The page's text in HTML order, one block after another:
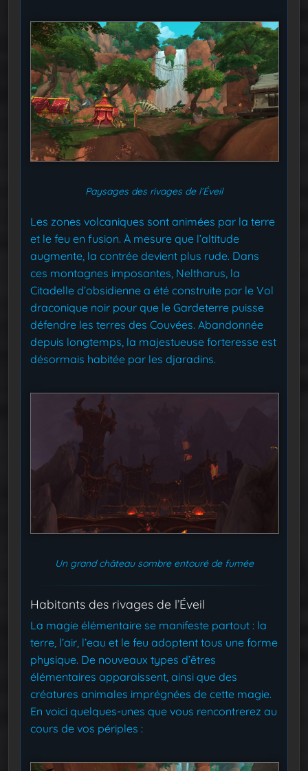
Paysages des rivages de l’Éveil
Les zones volcaniques sont animées par la terre
et le feu en fusion. À mesure que l’altitude
augmente, la contrée devient plus rude. Dans
ces montagnes imposantes, Neltharus, la
Citadelle d’obsidienne a été construite par le Vol
draconique noir pour que le Gardeterre puisse
défendre les terres des Couvées. Abandonnée
depuis longtemps, la majestueuse forteresse est
désormais habitée par les djaradins.
Un grand château sombre entouré de fumée
Habitants des rivages de l’Éveil
La magie élémentaire se manifeste partout : la
terre, l’air, l’eau et le feu adoptent tous une forme
physique. De nouveaux types d’êtres
élémentaires apparaissent, ainsi que des
créatures animales imprégnées de cette magie.
En voici quelques-unes que vous rencontrerez au
cours de vos périples :